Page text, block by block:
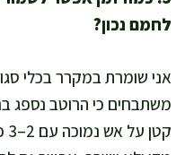
לחמם נכון?
משתבחים כי הרוטב נספג